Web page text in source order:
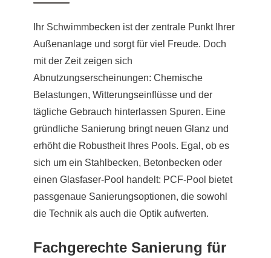
Ihr Schwimmbecken ist der zentrale Punkt Ihrer
Außenanlage und sorgt für viel Freude. Doch
mit der Zeit zeigen sich
Abnutzungserscheinungen: Chemische
Belastungen, Witterungseinflüsse und der
tägliche Gebrauch hinterlassen Spuren. Eine
gründliche Sanierung bringt neuen Glanz und
erhöht die Robustheit Ihres Pools. Egal, ob es
sich um ein Stahlbecken, Betonbecken oder
einen Glasfaser-Pool handelt: PCF-Pool bietet
passgenaue Sanierungsoptionen, die sowohl
die Technik als auch die Optik aufwerten.
Fachgerechte Sanierung für